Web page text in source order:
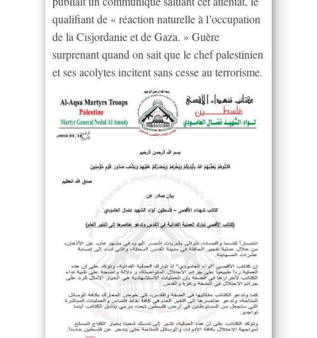
qualifiant de « réaction naturelle à l’occupation
de la Cisjordanie et de Gaza. » Guère
surprenant quand on sait que le chef palestinien
et ses acolytes incitent sans cesse au terrorisme.